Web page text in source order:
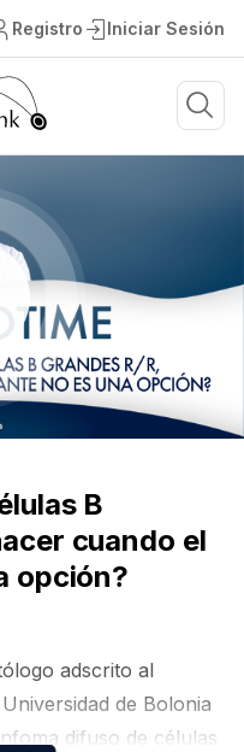
Registro Iniciar Sesión
B
cuando el
opción?
adscrito al
de Bolonia
difuso de células